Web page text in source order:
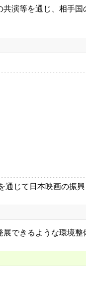
演等を通じ、相手
じて日本映画の振興
できるような環境整